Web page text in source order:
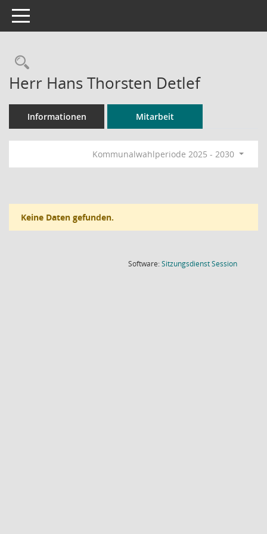
Toggle navigation
Rechercheauswahl
Herr Hans Thorsten Detlef
Informationen Mitarbeit
Kommunalwahlperiode 2025 - 2030
Keine Daten gefunden.
Software:SitzungsdienstSession(Wird in